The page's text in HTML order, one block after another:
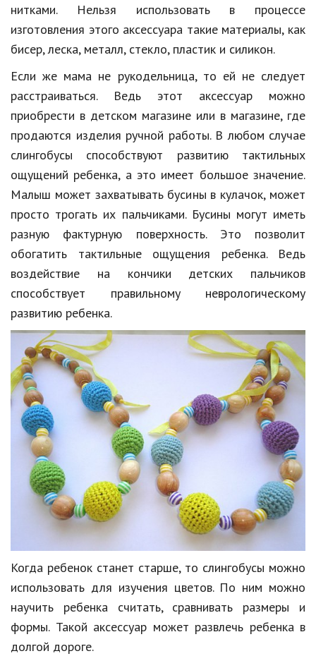
Юриспруденция
Природа
Образование
Наука и технологии
нитками. Нельзя использовать в процессе
изготовления этого аксессуара такие материалы, как
бисер, леска, металл, стекло, пластик и силикон.
Если же мама не рукодельница, то ей не следует
расстраиваться. Ведь этот аксессуар можно
приобрести в детском магазине или в магазине, где
продаются изделия ручной работы. В любом случае
слингобусы способствуют развитию тактильных
ощущений ребенка, а это имеет большое значение.
Малыш может захватывать бусины в кулачок, может
просто трогать их пальчиками. Бусины могут иметь
разную фактурную поверхность. Это позволит
обогатить тактильные ощущения ребенка. Ведь
воздействие на кончики детских пальчиков
способствует правильному неврологическому
развитию ребенка.
Когда ребенок станет старше, то слингобусы можно
использовать для изучения цветов. По ним можно
научить ребенка считать, сравнивать размеры и
формы. Такой аксессуар может развлечь ребенка в
долгой дороге.